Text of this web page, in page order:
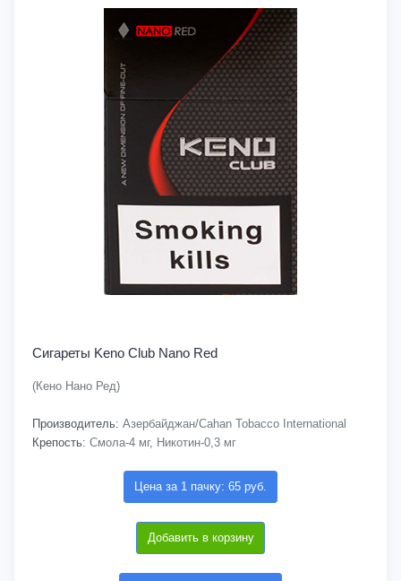
Сигареты Keno Club Nano Red
(Кено Нано Ред)
Производитель: Азербайджан/Cahan Tobacco International
Крепость: Смола-4 мг, Никотин-0,3 мг
Цена за 1 пачку: 65 руб.
Добавить в корзину